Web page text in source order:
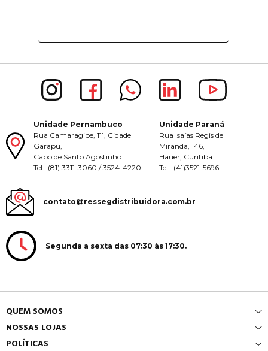
Unidade Pernambuco
Rua Camaragibe, 111, Cidade
Garapu,
Cabo de Santo Agostinho.
Tel.: (81) 3311-3060 / 3524-4220
Unidade Paraná
Rua Isaías Regis de
Miranda, 146,
Hauer, Curitiba.
Tel.: (41)3521-5696
contato@ressegdistribuidora.com.br
Segunda a sexta das 07:30 às 17:30.
QUEM SOMOS
NOSSAS LOJAS
POLÍTICAS